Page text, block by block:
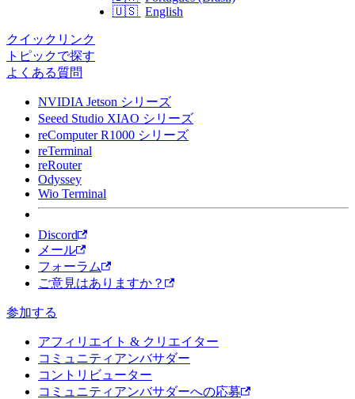
🇺🇸 English
クイックリンク
トピックで探す
よくある質問
NVIDIA Jetson シリーズ
Seeed Studio XIAO シリーズ
reComputer R1000 シリーズ
reTerminal
reRouter
Odyssey
Wio Terminal
Discord
メール
フォーラム
ご意見はありますか？
参加する
アフィリエイト & クリエイター
コミュニティアンバサダー
コントリビューター
コミュニティアンバサダーへの応募